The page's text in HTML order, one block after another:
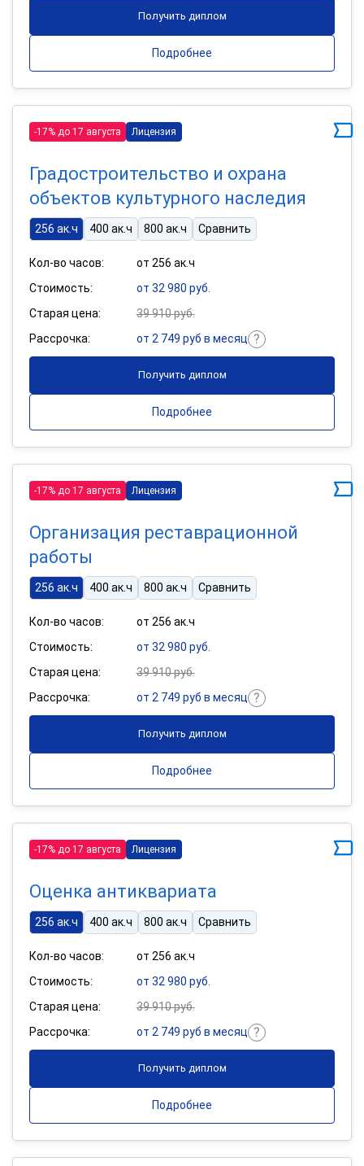
Получить диплом
Подробнее
-17% до 17 августа Лицензия
Градостроительство и охрана
объектов культурного наследия
256 ак.ч 400 ак.ч 800 ак.ч Сравнить
Кол-во часов:
от 256 ак.ч
Стоимость:
от 32 980 руб.
Старая цена:
39 910 руб.
Рассрочка:
от 2 749 руб в месяц
Получить диплом
Подробнее
-17% до 17 августа Лицензия
Организация реставрационной
работы
256 ак.ч 400 ак.ч 800 ак.ч Сравнить
Кол-во часов:
от 256 ак.ч
Стоимость:
от 32 980 руб.
Старая цена:
39 910 руб.
Рассрочка:
от 2 749 руб в месяц
Получить диплом
Подробнее
-17% до 17 августа Лицензия
Оценка антиквариата
256 ак.ч 400 ак.ч 800 ак.ч Сравнить
Кол-во часов:
от 256 ак.ч
Стоимость:
от 32 980 руб.
Старая цена:
39 910 руб.
Рассрочка:
от 2 749 руб в месяц
Получить диплом
Подробнее